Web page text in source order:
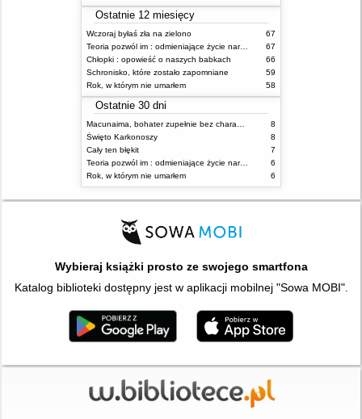
Ostatnie 12 miesięcy
Wczoraj byłaś zła na zielono
67
Teoria pozwól im : odmieniające życie narzędzie, o którym mówią miliony ludzi
67
Chłopki : opowieść o naszych babkach
66
Schronisko, które zostało zapomniane
59
Rok, w którym nie umarłem
58
Ostatnie 30 dni
8
Święto Karkonoszy
8
Cały ten błękit
7
Teoria pozwól im : odmieniające życie narzędzie, o którym mówią miliony ludzi
6
Rok, w którym nie umarłem
6
Wybieraj książki prosto ze swojego smartfona
Katalog biblioteki dostępny jest w aplikacji mobilnej "Sowa MOBI".